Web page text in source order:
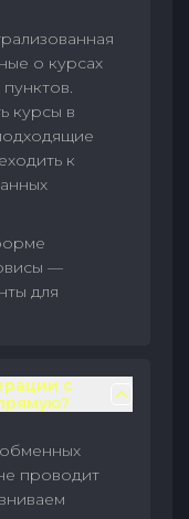
о курсах
курсы в
к
—
для
с
проводит